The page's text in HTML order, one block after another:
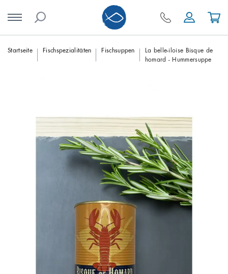
SkipStartseite Fischspezialitäten Fischsuppen
La belle-iloise Bisque de
homard - Hummersuppe